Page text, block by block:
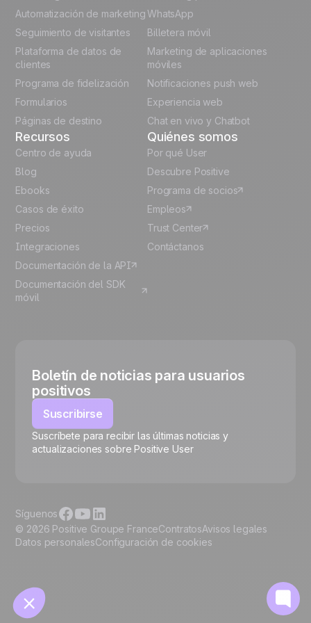
🍪
Gestionar cookies
French
Polish
German
Automatización de marketing
Seguimiento de visitantes
Plataforma de datos de
clientes
Programa de fidelización
Formularios
Páginas de destino
WhatsApp
Billetera móvil
Marketing de aplicaciones
móviles
Notificaciones push web
Experiencia web
Chat en vivo y Chatbot
Recursos
Centro de ayuda
Blog
Ebooks
Casos de éxito
Precios
Integraciones
Documentación de la API
Documentación del SDK
móvil
Quiénes somos
Por qué User
Descubre Positive
Programa de socios
Empleos
Trust Center
Contáctanos
Boletín de noticias para usuarios
positivos
Suscribirse
Suscríbete para recibir las últimas noticias y
actualizaciones sobre Positive User
© 2026 Positive Groupe FranceContratosAvisos legales
Datos personalesConfiguración de cookies
Síguenos